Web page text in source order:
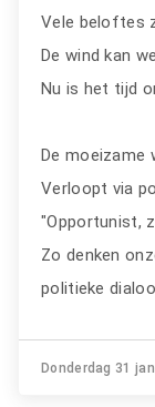
Vele beloftes
De wind kan
Nu is het tijd
De moeizame
Verloopt via
"Opportunist,
Zo denken
politieke
Donderdag 31